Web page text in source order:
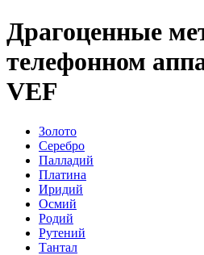
Драгоценные
телефонном
VEF
Золото
Серебро
Палладий
Платина
Иридий
Осмий
Родий
Рутений
Тантал